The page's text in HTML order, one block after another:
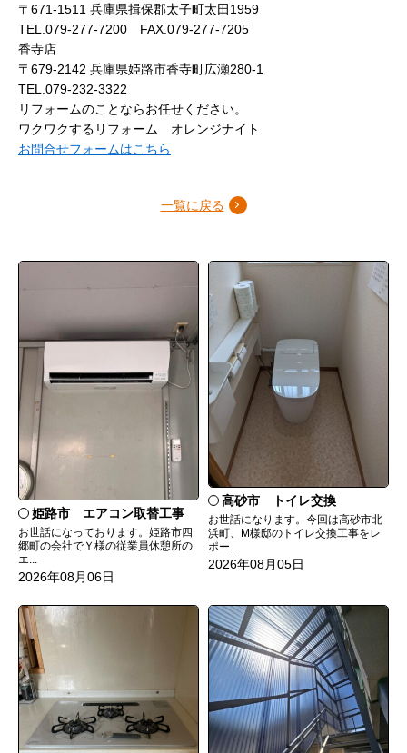
〒671-1511 兵庫県揖保郡太子町太田1959
TEL.079-277-7200 FAX.079-277-7205
香寺店
〒679-2142 兵庫県姫路市香寺町広瀬280-1
TEL.079-232-3322
リフォームのことならお任せください。
ワクワクするリフォーム オレンジナイト
お問合せフォームはこちら
一覧に戻る
姫路市 エアコン取替工事
お世話になっております。姫路市四
郷町の会社でＹ様の従業員休憩所の
エ...
2026年08月06日
高砂市 トイレ交換
お世話になります。今回は高砂市北
浜町、M様邸のトイレ交換工事をレ
ポー...
2026年08月05日